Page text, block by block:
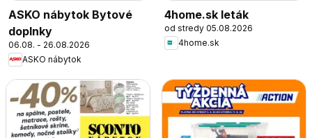
ASKO nábytok Bytové
doplnky
06.08. - 26.08.2026
ASKO nábytok
4home.sk leták
od stredy 05.08.2026
4home.sk